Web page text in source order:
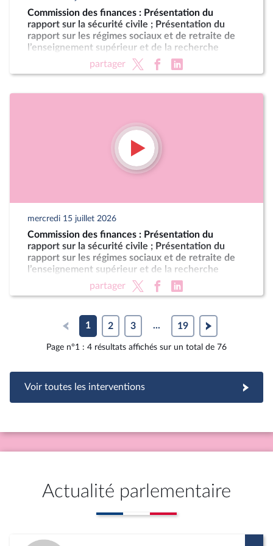
Commission des finances : Présentation du
rapport sur la sécurité civile ; Présentation du
rapport sur les régimes sociaux et de retraite de
l’enseignement supérieur et de la recherche
partager
mercredi 15 juillet 2026
Commission des finances : Présentation du
rapport sur la sécurité civile ; Présentation du
rapport sur les régimes sociaux et de retraite de
l’enseignement supérieur et de la recherche
partager
1 2 3 ... 19
Page n°1 : 4 résultats affichés sur un total de 76
Voir toutes les interventions
Actualité parlementaire